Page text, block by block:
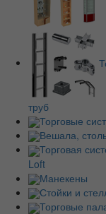
труб
Торговые
Вешала,
Торговая
Loft
Манекены
Стойки и
Торговые